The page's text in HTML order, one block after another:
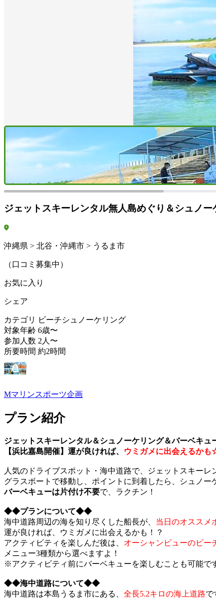
ジェットスキーレンタル無人島めぐり＆シュノ
沖縄県 > 北谷・沖縄市 > うるま市
（口コミ募集中）
お気に入り
シェア
カテゴリ
ビーチシュノーケリング
対象年齢 6歳〜
参加人数 2人〜
所要時間 約2時間
Mマリンスポーツ企画
プラン紹介
ジェットスキーレンタル＆シュノーケリング＆バーベキュ
【浜比嘉島開催】運が良ければ、
ウミガメに出会えるか
人気のドライブスポット・海中道路で、ジェットスキーレ
グラスボートで移動し、ポイントに到着したら、シュノ
バーベキューは片付け不要で、ラクチン！
◆◆プランについて◆◆
海中道路周辺の海を知り尽くした船長が、 当日のオススメ
運が良ければ、ウミガメに出会えるかも！？
アクティビティを楽しんだ後は、 オーシャンビューのビー
メニュー3種類から選べますよ！
※アクティビティ前にバーベキューを楽しむことも可能で
◆◆海中道路について◆◆
海中道路は本島うるま市にある、 全長5.2キロの海上道路で